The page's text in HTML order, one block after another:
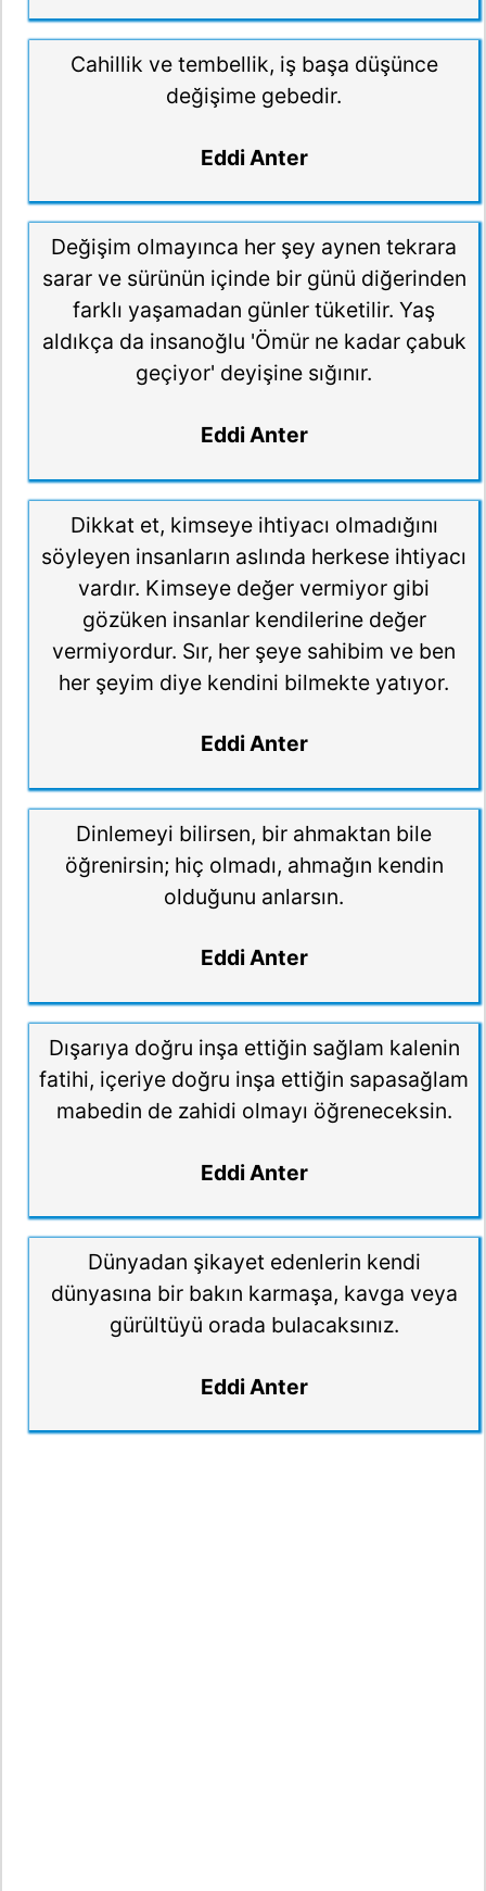
Cahillik ve tembellik, iş başa düşünce
değişime gebedir.
Eddi Anter
Değişim olmayınca her şey aynen tekrara
sarar ve sürünün içinde bir günü diğerinden
farklı yaşamadan günler tüketilir. Yaş
aldıkça da insanoğlu 'Ömür ne kadar çabuk
geçiyor' deyişine sığınır.
Eddi Anter
Dikkat et, kimseye ihtiyacı olmadığını
söyleyen insanların aslında herkese ihtiyacı
vardır. Kimseye değer vermiyor gibi
gözüken insanlar kendilerine değer
vermiyordur. Sır, her şeye sahibim ve ben
her şeyim diye kendini bilmekte yatıyor.
Eddi Anter
Dinlemeyi bilirsen, bir ahmaktan bile
öğrenirsin; hiç olmadı, ahmağın kendin
olduğunu anlarsın.
Eddi Anter
Dışarıya doğru inşa ettiğin sağlam kalenin
fatihi, içeriye doğru inşa ettiğin sapasağlam
mabedin de zahidi olmayı öğreneceksin.
Eddi Anter
Dünyadan şikayet edenlerin kendi
dünyasına bir bakın karmaşa, kavga veya
gürültüyü orada bulacaksınız.
Eddi Anter